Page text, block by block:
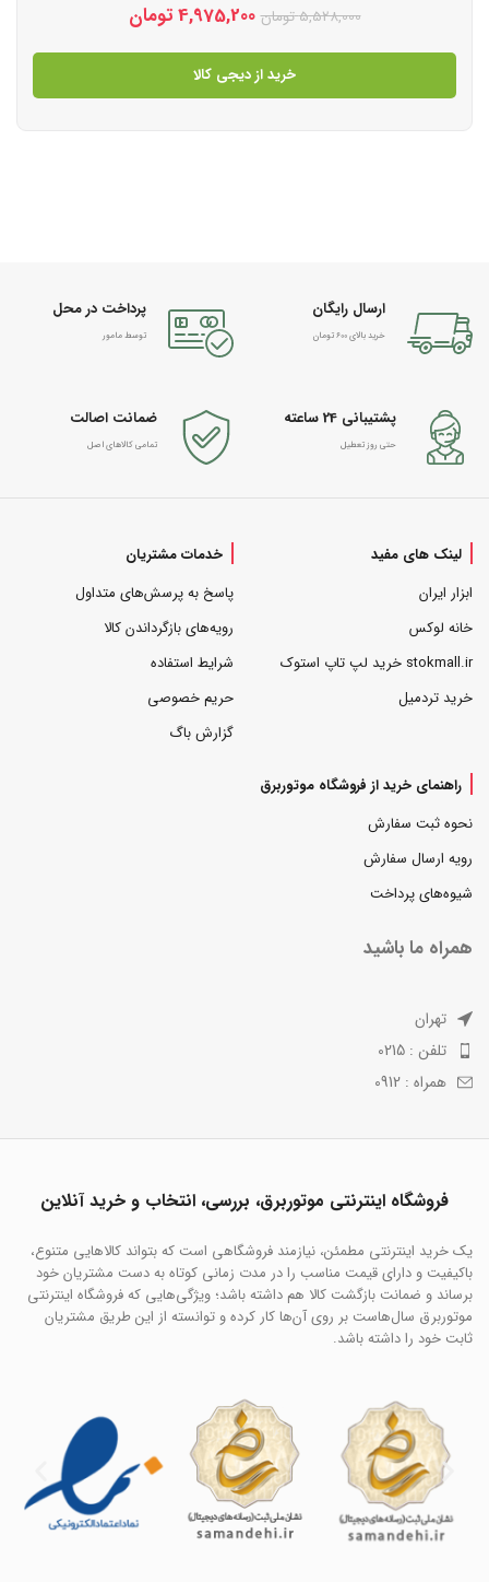
5,528,000تومان 4,975,200 تومان
خرید از دیجی کالا
ارسال رایگان
خرید بالای 600 تومان
پرداخت در محل
توسط مامور
پشتیبانی 24 ساعته
حتی روز تعطیل
ضمانت اصالت
تمامی کالاهای اصل
لینک های مفید
ابزار ایران
خانه لوکس
stokmall.ir خرید لپ تاپ استوک
خرید تردمیل
خدمات مشتریان
پاسخ به پرسش‌های متداول
رویه‌های بازگرداندن کالا
شرایط استفاده
حریم خصوصی
گزارش باگ
راهنمای خرید از فروشگاه موتوربرق
نحوه ثبت سفارش
رویه ارسال سفارش
شیوه‌های پرداخت
همراه ما باشید
تهران
تلفن : 0215
همراه : 0912
فروشگاه اینترنتی موتوربرق، بررسی، انتخاب و خرید آنلاین
یک خرید اینترنتی مطمئن، نیازمند فروشگاهی است که بتواند کالاهایی متنوع،
باکیفیت و دارای قیمت مناسب را در مدت زمانی کوتاه به دست مشتریان خود
برساند و ضمانت بازگشت کالا هم داشته باشد؛ ویژگی‌هایی که فروشگاه اینترنتی
موتوربرق سال‌هاست بر روی آن‌ها کار کرده و توانسته از این طریق مشتریان
ثابت خود را داشته باشد.